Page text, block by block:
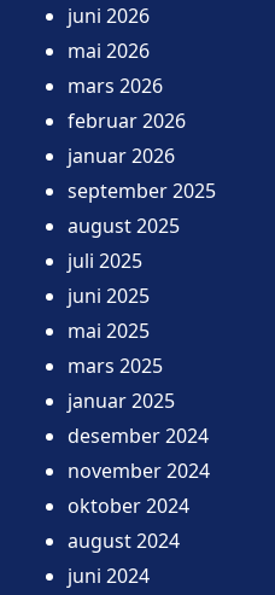
juni 2026
mai 2026
mars 2026
februar 2026
januar 2026
september 2025
august 2025
juli 2025
juni 2025
mai 2025
mars 2025
januar 2025
desember 2024
november 2024
oktober 2024
august 2024
juni 2024